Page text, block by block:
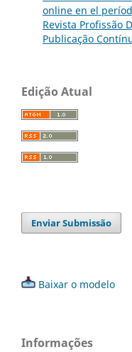
online en el
Revista Profissão
Publicação
Edição Atual
Enviar Submissão
Baixar o modelo
Informações